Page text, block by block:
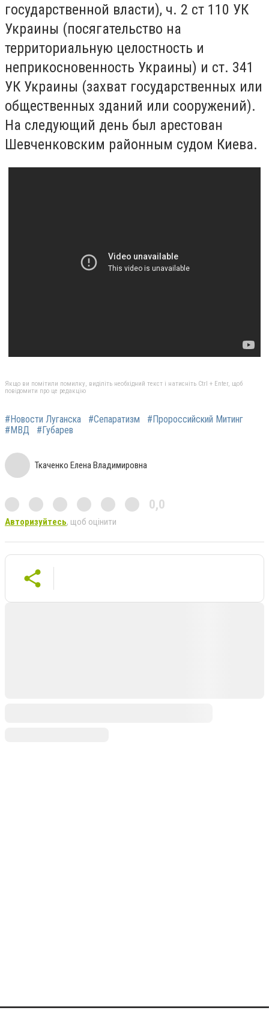
государственной власти), ч. 2 ст 110 УК
Украины (посягательство на
территориальную целостность и
неприкосновенность Украины) и ст. 341
УК Украины (захват государственных или
общественных зданий или сооружений).
На следующий день был арестован
Шевченковским районным судом Киева.
Якщо ви помітили помилку, виділіть необхідний текст і натисніть Ctrl + Enter, щоб
повідомити про це редакцію
#Новости Луганска #Сепаратизм
#Пророссийский Митинг
#МВД
#Губарев
Ткаченко Елена Владимировна
0,0
Авторизуйтесь, щоб оцінити